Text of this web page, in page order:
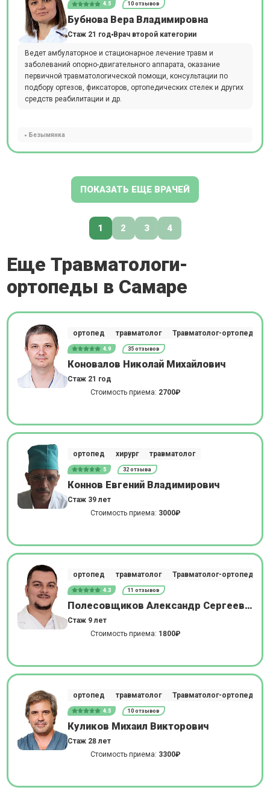
4.5 10 отзывов
Бубнова Вера Владимировна
Стаж 21 год Врач второй категории
Ведет амбулаторное и стационарное лечение травм и
заболеваний опорно-двигательного аппарата, оказание
первичной травматологической помощи, консультации по
подбору ортезов, фиксаторов, ортопедических стелек и других
средств реабилитации и др.
Безымянка
ПОКАЗАТЬ ЕЩЕ ВРАЧЕЙ
1 2 3 4
Еще Травматологи-
ортопеды в Самаре
ортопед травматолог Травматолог-ортопед
4.9 35 отзывов
Коновалов Николай Михайлович
Стаж 21 год
Стоимость приема: 2700₽
ортопед хирург травматолог
5 32 отзыва
Коннов Евгений Владимирович
Стаж 39 лет
Стоимость приема: 3000₽
ортопед травматолог Травматолог-ортопед
4.3 11 отзывов
Полесовщиков Александр Сергеевич
Стаж 9 лет
Стоимость приема: 1800₽
ортопед травматолог Травматолог-ортопед
4.5 10 отзывов
Куликов Михаил Викторович
Стаж 28 лет
Стоимость приема: 3300₽